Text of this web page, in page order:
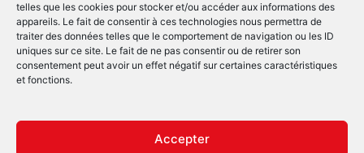
telles que les cookies pour stocker et/ou accéder aux informations des
appareils. Le fait de consentir à ces technologies nous permettra de
traiter des données telles que le comportement de navigation ou les ID
uniques sur ce site. Le fait de ne pas consentir ou de retirer son
consentement peut avoir un effet négatif sur certaines caractéristiques
et fonctions.
Accepter
CLIQUEZ ICI !
SUIVEZ-NOUS !